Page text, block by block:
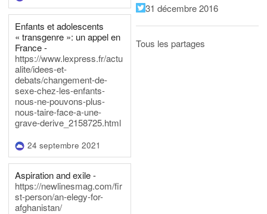
Enfants et adolescents
« transgenre »: un appel en
France -
https://www.lexpress.fr/actu
alite/idees-et-
debats/changement-de-
sexe-chez-les-enfants-
nous-ne-pouvons-plus-
nous-taire-face-a-une-
grave-derive_2158725.html
24 septembre 2021
Aspiration and exile -
https://newlinesmag.com/fir
st-person/an-elegy-for-
afghanistan/
31 décembre 2016
Tous les partages